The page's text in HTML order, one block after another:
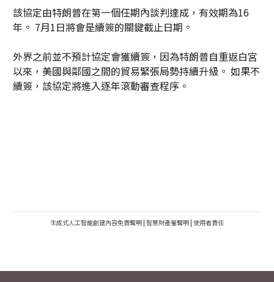
該協定由特朗普在第一個任期內談判達成，有效期為16
年。 7月1日將會是續簽的關鍵截止日期。
外界之前並不預計協定會獲續簽，因為特朗普自重返白宮
以來，美國與鄰國之間的貿易緊張局勢持續升級。 如果不
續簽，該協定將進入逐年滾動審查程序。
生成式人工智能創建內容免責聲明 | 智慧財產權聲明 | 使用者責任